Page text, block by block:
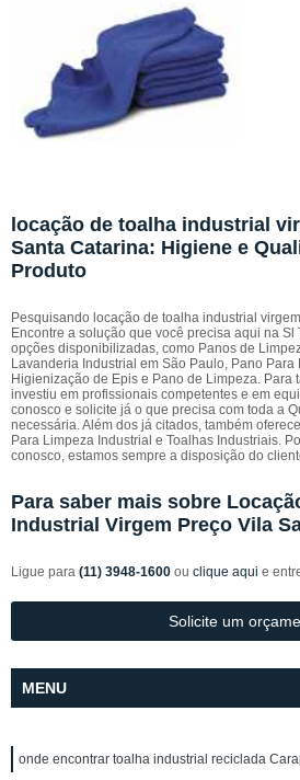
locação de toalha industrial
Santa Catarina: Higiene e
Produto
Pesquisando locação de toalha industrial
Encontre a solução que você precisa aqui na Sl
opções disponibilizadas, como Panos de
Lavanderia Industrial em São Paulo, Pano Para
Higienização de Epis e Pano de Limpeza. Para
investiu em profissionais competentes e em
conosco e solicite já o que precisa com toda a
necessária. Além dos já citados, também
Para Limpeza Industrial e Toalhas Industriais.
conosco, estamos sempre a disposição do
Para saber mais sobre
Industrial Virgem Preço Vila
Ligue para (11) 3948-1600 ou clique aqui e
Solicite um
MENU
onde encontrar toalha industrial reciclada